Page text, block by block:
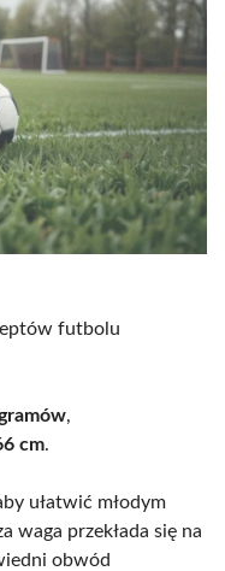
futbolu
,
cm.
ułatwić młodym
waga przekłada się na
obwód